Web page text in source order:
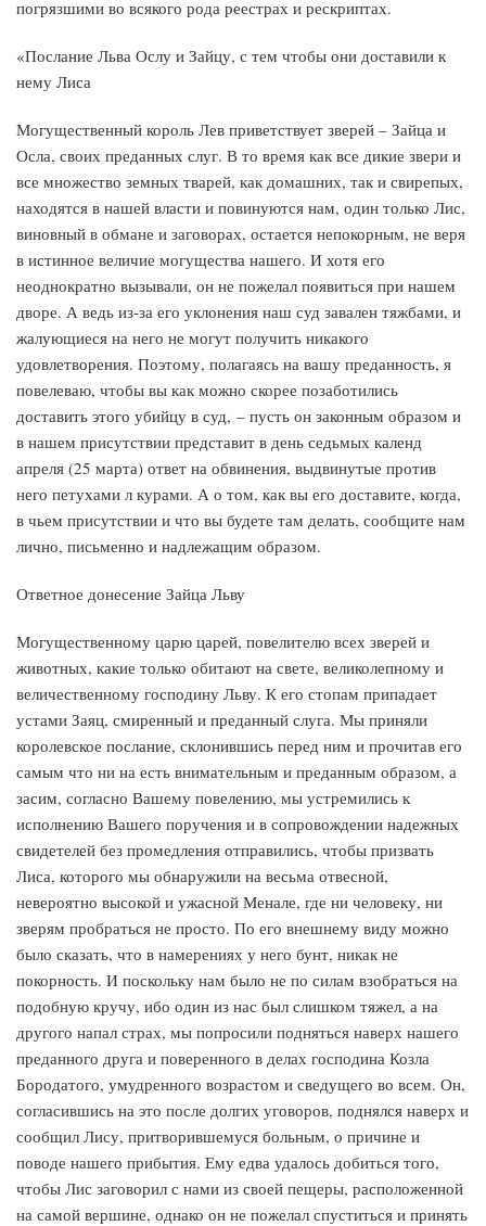
погрязшими во всякого рода реестрах и рескриптах.
«Послание Льва Ослу и Зайцу, с тем чтобы они доставили к
нему Лиса
Могущественный король Лев приветствует зверей – Зайца и
Осла, своих преданных слуг. В то время как все дикие звери и
все множество земных тварей, как домашних, так и свирепых,
находятся в нашей власти и повинуются нам, один только Лис,
виновный в обмане и заговорах, остается непокорным, не веря
в истинное величие могущества нашего. И хотя его
неоднократно вызывали, он не пожелал появиться при нашем
дворе. А ведь из-за его уклонения наш суд завален тяжбами, и
жалующиеся на него не могут получить никакого
удовлетворения. Поэтому, полагаясь на вашу преданность, я
повелеваю, чтобы вы как можно скорее позаботились
доставить этого убийцу в суд, – пусть он законным образом и
в нашем присутствии представит в день седьмых календ
апреля (25 марта) ответ на обвинения, выдвинутые против
него петухами л курами. А о том, как вы его доставите, когда,
в чьем присутствии и что вы будете там делать, сообщите нам
лично, письменно и надлежащим образом.
Ответное донесение Зайца Льву
Могущественному царю царей, повелителю всех зверей и
животных, какие только обитают на свете, великолепному и
величественному господину Льву. К его стопам припадает
устами Заяц, смиренный и преданный слуга. Мы приняли
королевское послание, склонившись перед ним и прочитав его
самым что ни на есть внимательным и преданным образом, а
засим, согласно Вашему повелению, мы устремились к
исполнению Вашего поручения и в сопровождении надежных
свидетелей без промедления отправились, чтобы призвать
Лиса, которого мы обнаружили на весьма отвесной,
невероятно высокой и ужасной Менале, где ни человеку, ни
зверям пробраться не просто. По его внешнему виду можно
было сказать, что в намерениях у него бунт, никак не
покорность. И поскольку нам было не по силам взобраться на
подобную кручу, ибо один из нас был слишком тяжел, а на
другого напал страх, мы попросили подняться наверх нашего
преданного друга и поверенного в делах господина Козла
Бородатого, умудренного возрастом и сведущего во всем. Он,
согласившись на это после долгих уговоров, поднялся наверх и
сообщил Лису, притворившемуся больным, о причине и
поводе нашего прибытия. Ему едва удалось добиться того,
чтобы Лис заговорил с нами из своей пещеры, расположенной
на самой вершине, однако он не пожелал спуститься и принять